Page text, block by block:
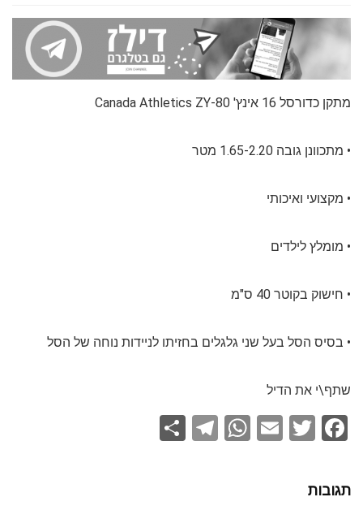
מתקן כדורסל 16 אינץ' Canada Athletics ZY-80
• מתכוונן גובה 1.65-2.20 מטר
• מקצועי ואיכותי
• מומלץ לילדים
• חישוק בקוטר 40 ס"מ
• בסיס הסל בעל שני גלגלים בחזיתו לניידות נוחה של הסל
שתף\י את הדיל
F
ce
b
T
E
W
T
תגובות